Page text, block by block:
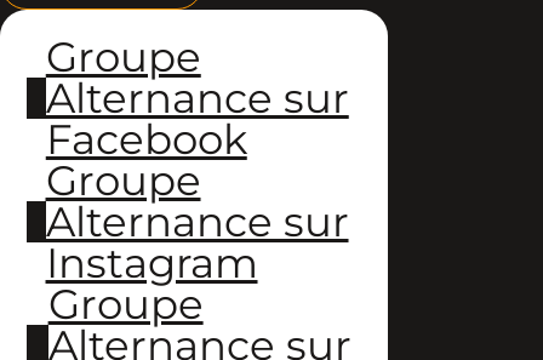
Groupe
Alternance sur
Facebook
Groupe
Alternance sur
Instagram
Groupe
Alternance sur